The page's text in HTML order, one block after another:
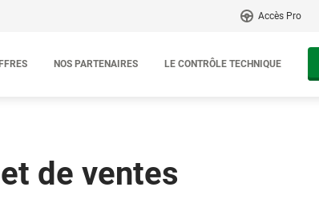
Accès Pro
NOS PARTENAIRES LE CONTRÔLE TECHNIQUE
de ventes